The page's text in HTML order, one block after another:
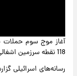
آغاز موج سوم حملات
118 نقطه سرزمین اشغالی
رسانه‌های اسرائیلی